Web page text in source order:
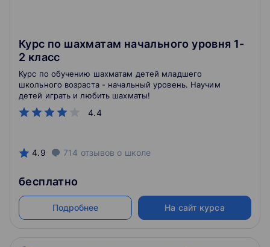
Курс по шахматам начального уровня 1-
2 класс
4.4
Курс по обучению шахматам детей младшего
школьного возраста - начальный уровень. Научим
детей играть и любить шахматы!
4.9 714 отзывов о школе
бесплатно
Подробнее На сайт курса